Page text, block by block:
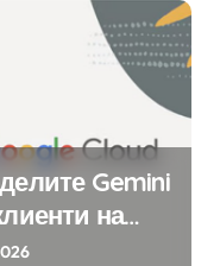
Gemini
на